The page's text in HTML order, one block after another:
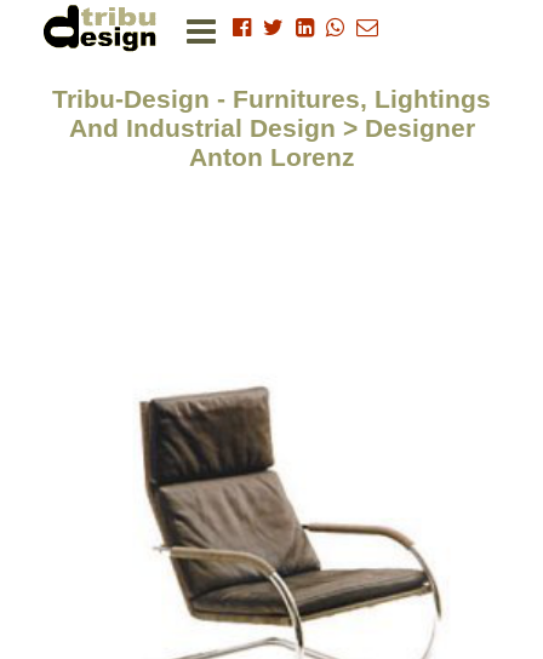
Tribu-Design - Furnitures, Lightings
And Industrial Design > Designer
Anton Lorenz